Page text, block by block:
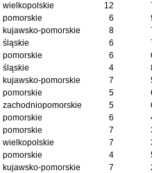
wielkopolskie 12
pomorskie 6
kujawsko-pomorskie 8
śląskie 6
pomorskie 6
śląskie 4
kujawsko-pomorskie 7
pomorskie 5
zachodniopomorskie 5
pomorskie 6
pomorskie 7
wielkopolskie 7
pomorskie 4
kujawsko-pomorskie 7